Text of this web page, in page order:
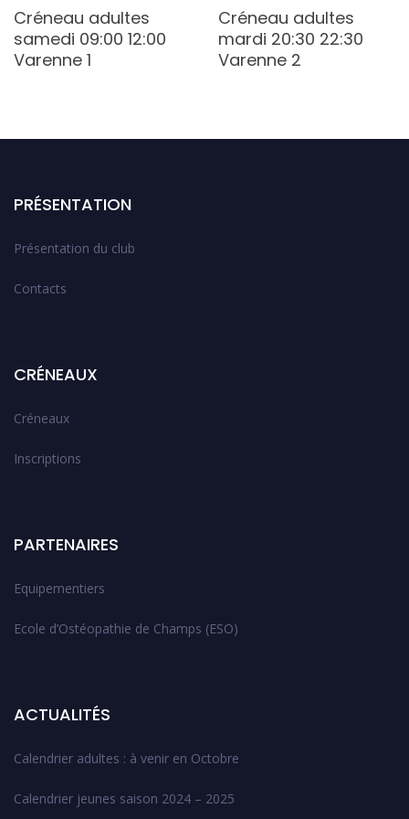
Créneau adultes
samedi 09:00 12:00
Varenne 1
Créneau adultes
mardi 20:30 22:30
Varenne 2
PRÉSENTATION
Présentation du club
Contacts
CRÉNEAUX
Créneaux
Inscriptions
PARTENAIRES
Equipementiers
Ecole d’Ostéopathie de Champs (ESO)
ACTUALITÉS
Calendrier adultes : à venir en Octobre
Calendrier jeunes saison 2024 – 2025